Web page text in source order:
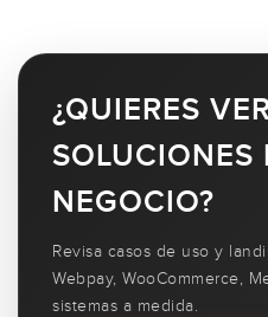
¿QUIERES
SOLUCIONES
NEGOCIO?
Revisa casos de uso y
Webpay, WooCommerce,
sistemas a medida.